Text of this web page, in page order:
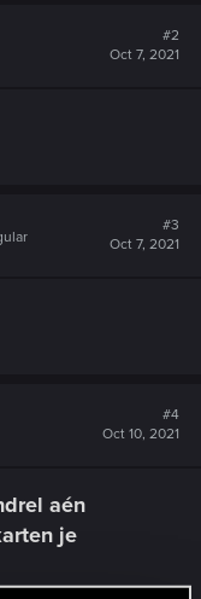
#2
Oct 7, 2021
#3
Oct 7, 2021
#4
Oct 10, 2021
aén
je